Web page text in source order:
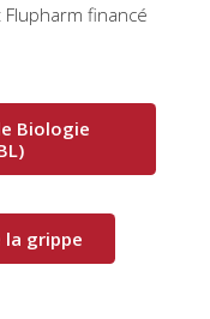
financé
Biologie
la grippe